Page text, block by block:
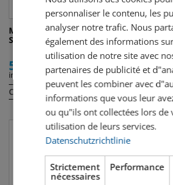
Monkey 47 Schwarzwald
Sloe Gin
58.00
incl. TVA
Contenu:
Basilisk
62.00
incl. TVA
Contenu:
personnaliser le contenu, les
analyser notre trafic. Nous
également des informations
utilisation de notre site avec
partenaires de publicité et
peuvent les combiner avec
informations que vous leur
ou qu"ils ont collectées lors de
utilisation de leurs services.
Datenschutzrichtlinie
Strictement
nécessaires
Performance